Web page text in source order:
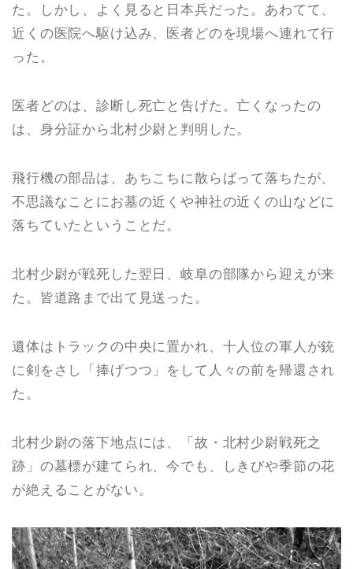
た。しかし、よく見ると日本兵だった。あわてて、
近くの医院へ駆け込み、医者どのを現場へ連れて行
った。
医者どのは、診断し死亡と告げた。亡くなったの
は、身分証から北村少尉と判明した。
飛行機の部品は、あちこちに散らばって落ちたが、
不思議なことにお墓の近くや神社の近くの山などに
落ちていたということだ。
北村少尉が戦死した翌日、岐阜の部隊から迎えが来
た。皆道路まで出て見送った。
遺体はトラックの中央に置かれ、十人位の軍人が銃
に剣をさし「捧げつつ」をして人々の前を帰還され
た。
北村少尉の落下地点には、「故・北村少尉戦死之
跡」の墓標が建てられ、今でも、しきびや季節の花
が絶えることがない。